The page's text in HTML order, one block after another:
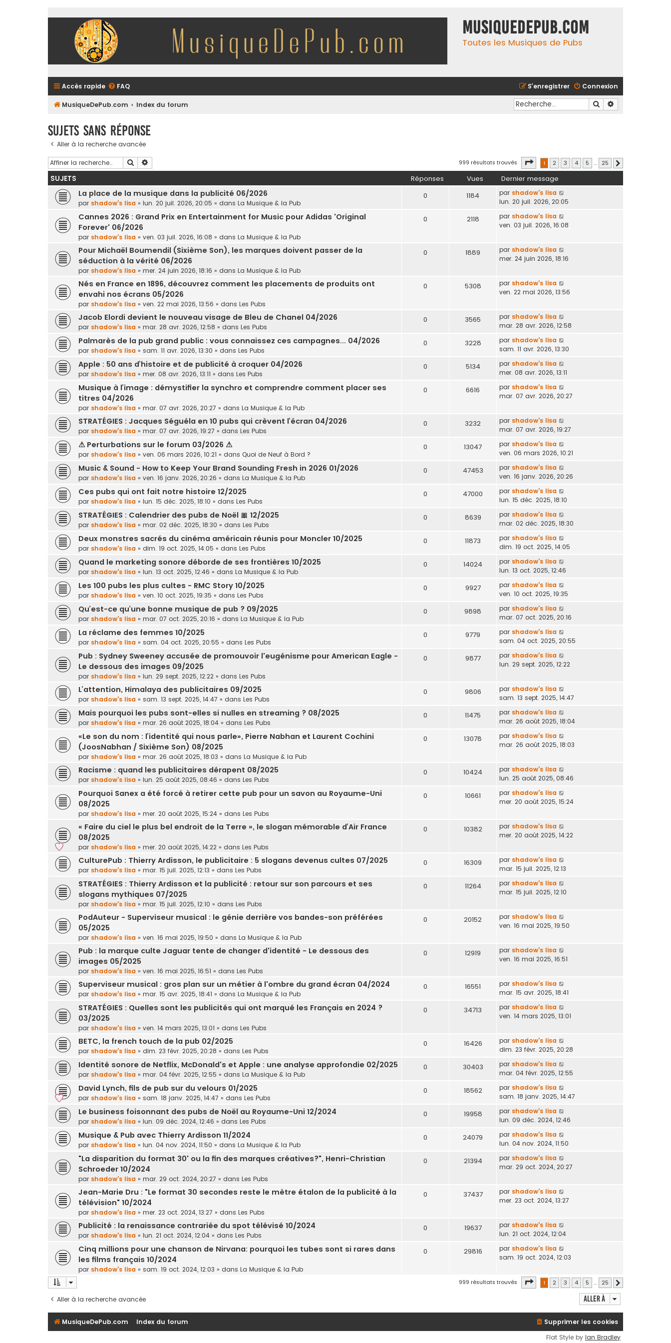
MusiqueDePub.com
Toutes les Musiques de Pubs
Accès rapide FAQ Connexion
S’enregistrer
MusiqueDePub.com Index du forum Rechercher
Sujets sans réponse
Aller à la recherche avancée
Rechercher 999 résultats trouvés Page sur 25
1 2 3 4 5 … 25
SUJETS Réponses Vues Dernier message
La place de la musique dans la publicité 06/2026
par shadow's lisa » lun. 20 juil. 2026, 20:05 » dans La Musique & la Pub
0 1184 par shadow's lisa
lun. 20 juil. 2026, 20:05
Cannes 2026 : Grand Prix en Entertainment for Music pour Adidas 'Original
Forever' 06/2026
par shadow's lisa » ven. 03 juil. 2026, 16:08 » dans La Musique & la Pub
0 2118 par shadow's lisa
ven. 03 juil. 2026, 16:08
Pour Michaël Boumendil (Sixième Son), les marques doivent passer de la
séduction à la vérité 06/2026
par shadow's lisa » mer. 24 juin 2026, 18:16 » dans La Musique & la Pub
0 1889 par shadow's lisa
mer. 24 juin 2026, 18:16
Nés en France en 1896, découvrez comment les placements de produits ont
envahi nos écrans 05/2026
par shadow's lisa » ven. 22 mai 2026, 13:56 » dans Les Pubs
0 5308 par shadow's lisa
ven. 22 mai 2026, 13:56
Jacob Elordi devient le nouveau visage de Bleu de Chanel 04/2026
par shadow's lisa » mar. 28 avr. 2026, 12:58 » dans Les Pubs
0 3565 par shadow's lisa
mar. 28 avr. 2026, 12:58
Palmarès de la pub grand public : vous connaissez ces campagnes... 04/2026
par shadow's lisa » sam. 11 avr. 2026, 13:30 » dans Les Pubs
0 3228 par shadow's lisa
sam. 11 avr. 2026, 13:30
Apple : 50 ans d’histoire et de publicité à croquer 04/2026
par shadow's lisa » mer. 08 avr. 2026, 13:11 » dans Les Pubs
0 5134 par shadow's lisa
mer. 08 avr. 2026, 13:11
Musique à l’image : démystifier la synchro et comprendre comment placer ses
titres 04/2026
par shadow's lisa » mar. 07 avr. 2026, 20:27 » dans La Musique & la Pub
0 6616 par shadow's lisa
mar. 07 avr. 2026, 20:27
STRATÉGIES : Jacques Séguéla en 10 pubs qui crèvent l’écran 04/2026
par shadow's lisa » mar. 07 avr. 2026, 19:27 » dans Les Pubs
0 3232 par shadow's lisa
mar. 07 avr. 2026, 19:27
⚠ Perturbations sur le forum 03/2026 ⚠
par shadow's lisa » ven. 06 mars 2026, 10:21 » dans Quoi de Neuf à Bord ?
0 13047 par shadow's lisa
ven. 06 mars 2026, 10:21
Music & Sound - How to Keep Your Brand Sounding Fresh in 2026 01/2026
par shadow's lisa » ven. 16 janv. 2026, 20:26 » dans La Musique & la Pub
0 47453 par shadow's lisa
ven. 16 janv. 2026, 20:26
Ces pubs qui ont fait notre histoire 12/2025
par shadow's lisa » lun. 15 déc. 2025, 18:10 » dans Les Pubs
0 47000 par shadow's lisa
lun. 15 déc. 2025, 18:10
STRATÉGIES : Calendrier des pubs de Noël 🎀 12/2025
par shadow's lisa » mar. 02 déc. 2025, 18:30 » dans Les Pubs
0 8639 par shadow's lisa
mar. 02 déc. 2025, 18:30
Deux monstres sacrés du cinéma américain réunis pour Moncler 10/2025
par shadow's lisa » dim. 19 oct. 2025, 14:05 » dans Les Pubs
0 11873 par shadow's lisa
dim. 19 oct. 2025, 14:05
Quand le marketing sonore déborde de ses frontières 10/2025
par shadow's lisa » lun. 13 oct. 2025, 12:46 » dans La Musique & la Pub
0 14024 par shadow's lisa
lun. 13 oct. 2025, 12:46
Les 100 pubs les plus cultes - RMC Story 10/2025
par shadow's lisa » ven. 10 oct. 2025, 19:35 » dans Les Pubs
0 9927 par shadow's lisa
ven. 10 oct. 2025, 19:35
Qu’est-ce qu’une bonne musique de pub ? 09/2025
par shadow's lisa » mar. 07 oct. 2025, 20:16 » dans La Musique & la Pub
0 9898 par shadow's lisa
mar. 07 oct. 2025, 20:16
La réclame des femmes 10/2025
par shadow's lisa » sam. 04 oct. 2025, 20:55 » dans Les Pubs
0 9779 par shadow's lisa
sam. 04 oct. 2025, 20:55
Pub : Sydney Sweeney accusée de promouvoir l'eugénisme pour American Eagle -
Le dessous des images 09/2025
par shadow's lisa » lun. 29 sept. 2025, 12:22 » dans Les Pubs
0 9877 par shadow's lisa
lun. 29 sept. 2025, 12:22
L’attention, Himalaya des publicitaires 09/2025
par shadow's lisa » sam. 13 sept. 2025, 14:47 » dans Les Pubs
0 9806 par shadow's lisa
sam. 13 sept. 2025, 14:47
Mais pourquoi les pubs sont-elles si nulles en streaming ? 08/2025
par shadow's lisa » mar. 26 août 2025, 18:04 » dans Les Pubs
0 11475 par shadow's lisa
mar. 26 août 2025, 18:04
«Le son du nom : l’identité qui nous parle», Pierre Nabhan et Laurent Cochini
(JoosNabhan / Sixième Son) 08/2025
par shadow's lisa » mar. 26 août 2025, 18:03 » dans La Musique & la Pub
0 13078 par shadow's lisa
mar. 26 août 2025, 18:03
Racisme : quand les publicitaires dérapent 08/2025
par shadow's lisa » lun. 25 août 2025, 08:46 » dans Les Pubs
0 10424 par shadow's lisa
lun. 25 août 2025, 08:46
Pourquoi Sanex a été forcé à retirer cette pub pour un savon au Royaume-Uni
08/2025
par shadow's lisa » mer. 20 août 2025, 15:24 » dans Les Pubs
0 10661 par shadow's lisa
mer. 20 août 2025, 15:24
« Faire du ciel le plus bel endroit de la Terre », le slogan mémorable d’Air France
08/2025
par shadow's lisa » mer. 20 août 2025, 14:22 » dans Les Pubs
0 10382 par shadow's lisa
mer. 20 août 2025, 14:22
CulturePub : Thierry Ardisson, le publicitaire : 5 slogans devenus cultes 07/2025
par shadow's lisa » mar. 15 juil. 2025, 12:13 » dans Les Pubs
0 16309 par shadow's lisa
mar. 15 juil. 2025, 12:13
STRATÉGIES : Thierry Ardisson et la publicité : retour sur son parcours et ses
slogans mythiques 07/2025
par shadow's lisa » mar. 15 juil. 2025, 12:10 » dans Les Pubs
0 11264 par shadow's lisa
mar. 15 juil. 2025, 12:10
PodAuteur - Superviseur musical : le génie derrière vos bandes-son préférées
05/2025
par shadow's lisa » ven. 16 mai 2025, 19:50 » dans La Musique & la Pub
0 20152 par shadow's lisa
ven. 16 mai 2025, 19:50
Pub : la marque culte Jaguar tente de changer d'identité - Le dessous des
images 05/2025
par shadow's lisa » ven. 16 mai 2025, 16:51 » dans Les Pubs
0 12919 par shadow's lisa
ven. 16 mai 2025, 16:51
Superviseur musical : gros plan sur un métier à l'ombre du grand écran 04/2024
par shadow's lisa » mar. 15 avr. 2025, 18:41 » dans La Musique & la Pub
0 16551 par shadow's lisa
mar. 15 avr. 2025, 18:41
STRATÉGIES : Quelles sont les publicités qui ont marqué les Français en 2024 ?
03/2025
par shadow's lisa » ven. 14 mars 2025, 13:01 » dans Les Pubs
0 34713 par shadow's lisa
ven. 14 mars 2025, 13:01
BETC, la french touch de la pub 02/2025
par shadow's lisa » dim. 23 févr. 2025, 20:28 » dans Les Pubs
0 16426 par shadow's lisa
dim. 23 févr. 2025, 20:28
Identité sonore de Netflix, McDonald's et Apple : une analyse approfondie 02/2025
par shadow's lisa » mar. 04 févr. 2025, 12:55 » dans La Musique & la Pub
0 30403 par shadow's lisa
mar. 04 févr. 2025, 12:55
David Lynch, fils de pub sur du velours 01/2025
par shadow's lisa » sam. 18 janv. 2025, 14:47 » dans Les Pubs
0 18562 par shadow's lisa
sam. 18 janv. 2025, 14:47
Le business foisonnant des pubs de Noël au Royaume-Uni 12/2024
par shadow's lisa » lun. 09 déc. 2024, 12:46 » dans Les Pubs
0 19958 par shadow's lisa
lun. 09 déc. 2024, 12:46
Musique & Pub avec Thierry Ardisson 11/2024
par shadow's lisa » lun. 04 nov. 2024, 11:50 » dans La Musique & la Pub
0 24079 par shadow's lisa
lun. 04 nov. 2024, 11:50
"La disparition du format 30' ou la fin des marques créatives?", Henri-Christian
Schroeder 10/2024
par shadow's lisa » mar. 29 oct. 2024, 20:27 » dans Les Pubs
0 21394 par shadow's lisa
mar. 29 oct. 2024, 20:27
Jean-Marie Dru : "Le format 30 secondes reste le mètre étalon de la publicité à la
télévision" 10/2024
par shadow's lisa » mer. 23 oct. 2024, 13:27 » dans Les Pubs
0 37437 par shadow's lisa
mer. 23 oct. 2024, 13:27
Publicité : la renaissance contrariée du spot télévisé 10/2024
par shadow's lisa » lun. 21 oct. 2024, 12:04 » dans Les Pubs
0 19637 par shadow's lisa
lun. 21 oct. 2024, 12:04
Cinq millions pour une chanson de Nirvana: pourquoi les tubes sont si rares dans
les films français 10/2024
par shadow's lisa » sam. 19 oct. 2024, 12:03 » dans La Musique & la Pub
0 29816 par shadow's lisa
sam. 19 oct. 2024, 12:03
999 résultats trouvés Page sur 25
1 2 3 4 5 … 25
Aller à la recherche avancée Aller à
MusiqueDePub.com Index du forum
Supprimer les cookies
Flat Style by Ian Bradley